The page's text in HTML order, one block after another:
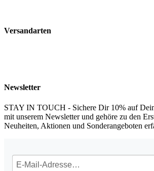
Versandarten
Newsletter
STAY IN TOUCH - Sichere Dir 10% auf
mit unserem Newsletter und gehöre zu den
Neuheiten, Aktionen und Sonderangeboten